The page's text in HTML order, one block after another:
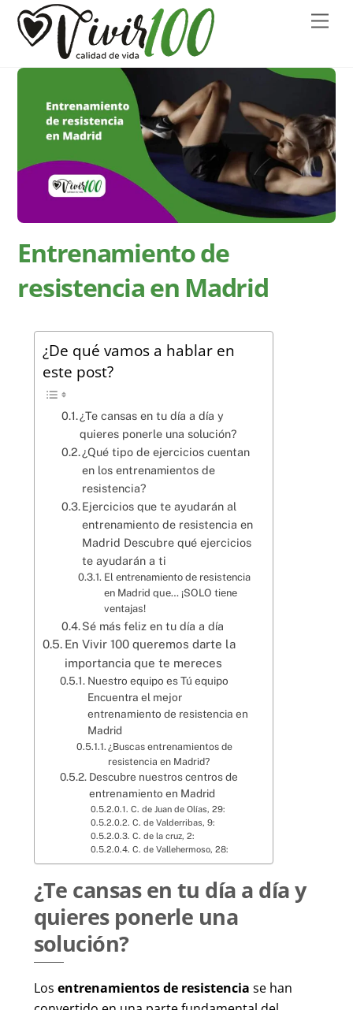
Skip
content
Entrenamiento de
resistencia en Madrid
¿De qué vamos a hablar en
este post?
¿Te cansas en tu día a día y
quieres ponerle una solución?
¿Qué tipo de ejercicios cuentan
en los entrenamientos de
resistencia?
Ejercicios que te ayudarán al
entrenamiento de resistencia en
Madrid Descubre qué ejercicios
te ayudarán a ti
El entrenamiento de resistencia
en Madrid que… ¡SOLO tiene
ventajas!
Sé más feliz en tu día a día
En Vivir 100 queremos darte la
importancia que te mereces
Nuestro equipo es Tú equipo
Encuentra el mejor
entrenamiento de resistencia en
Madrid
¿Buscas entrenamientos de
resistencia en Madrid?
Descubre nuestros centros de
entrenamiento en Madrid
C. de Juan de Olías, 29:
C. de Valderribas, 9:
C. de la cruz, 2:
C. de Vallehermoso, 28:
¿Te cansas en tu día a día y
quieres ponerle una
solución?
Los entrenamientos de resistencia se han